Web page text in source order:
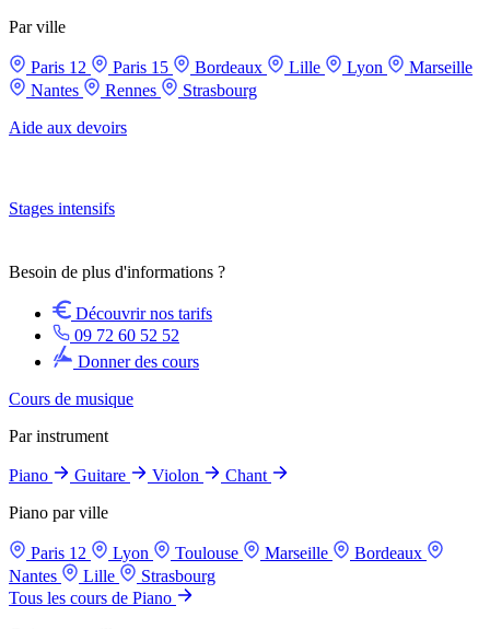
Par ville
Paris 12 Paris 15 Bordeaux Lille Lyon
Marseille
Nantes
Rennes
Strasbourg
Aide aux devoirs
Stages intensifs
Besoin de plus d'informations ?
Découvrir nos tarifs
09 72 60 52 52
Donner des cours
Cours de musique
Par instrument
Piano Guitare Violon
Chant
Piano par ville
Paris 12 Lyon Toulouse Marseille
Bordeaux
Nantes
Lille
Strasbourg
Tous les cours de Piano